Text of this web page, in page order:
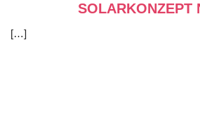
SOLARKONZEPT
[…]